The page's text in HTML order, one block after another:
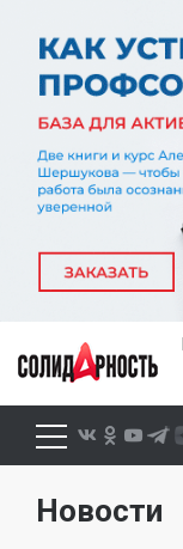
Новости